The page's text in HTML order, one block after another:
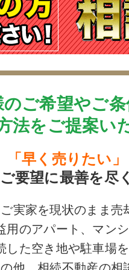
ご希望やご
法をご提案い
「早く売りたい
要望に最善を尽
ご実家を現状のまま売
用のアパート、マン
した空き地や駐車場